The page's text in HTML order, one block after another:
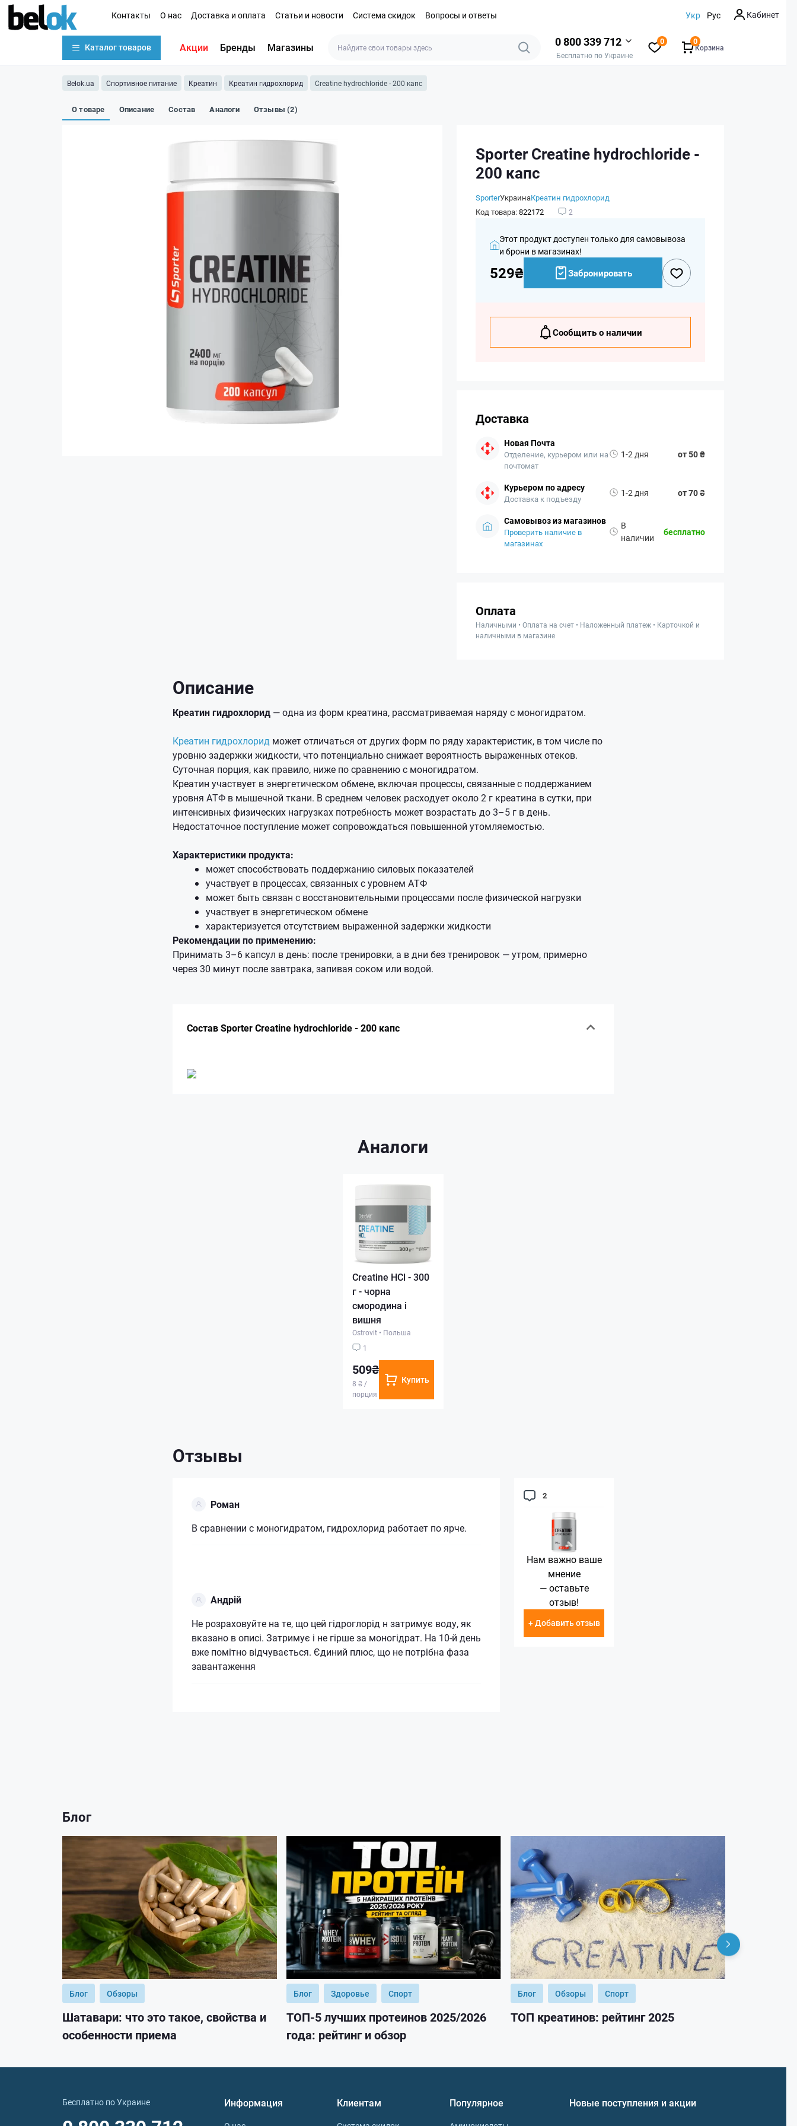
Контакты О нас Доставка и оплата Статьи и новости Система скидок Вопросы и ответы Укр Рус Кабинет
Каталог товаров Акции Бренды Магазины 0 800 339 712
Бесплатно по Украине
0
Корзина
0
Belok.ua Спортивное питание Креатин Креатин гидрохлорид Creatine hydrochloride - 200 капс
О товаре Описание Состав Аналоги Отзывы (2)
Sporter Creatine hydrochloride -
200 капс
SporterУкраинаКреатин гидрохлорид
Код товара:822172 2
Этот продукт доступен только для самовывоза
и брони в магазинах!
529₴ Забронировать
Сообщить о наличии
Доставка
Новая Почта
Отделение, курьером или на
почтомат
1-2 дня от 50 ₴
Курьером по адресу
Доставка к подъезду
1-2 дня от 70 ₴
Самовывоз из магазинов
Проверить наличие в
магазинах
В
наличии
бесплатно
Оплата
Наличными • Оплата на счет • Наложенный платеж • Карточкой и
наличными в магазине
Описание
Креатин гидрохлорид — одна из форм креатина, рассматриваемая наряду с моногидратом.
Креатин гидрохлорид может отличаться от других форм по ряду характеристик, в том числе по
уровню задержки жидкости, что потенциально снижает вероятность выраженных отеков.
Суточная порция, как правило, ниже по сравнению с моногидратом.
Креатин участвует в энергетическом обмене, включая процессы, связанные с поддержанием
уровня АТФ в мышечной ткани. В среднем человек расходует около 2 г креатина в сутки, при
интенсивных физических нагрузках потребность может возрастать до 3–5 г в день.
Недостаточное поступление может сопровождаться повышенной утомляемостью.
Характеристики продукта:
может способствовать поддержанию силовых показателей
участвует в процессах, связанных с уровнем АТФ
может быть связан с восстановительными процессами после физической нагрузки
участвует в энергетическом обмене
характеризуется отсутствием выраженной задержки жидкости
Рекомендации по применению:
Принимать 3–6 капсул в день: после тренировки, а в дни без тренировок — утром, примерно
через 30 минут после завтрака, запивая соком или водой.
Состав Sporter Creatine hydrochloride - 200 капс
Аналоги
Creatine HCl - 300
г - чорна
смородина і
вишня
Ostrovit • Польша
1
509₴
8 ₴ /
порция
Купить
Отзывы
2
Нам важно ваше
мнение
— оставьте
отзыв!
+ Добавить отзыв
Роман
В сравнении с моногидратом, гидрохлорид работает по ярче.
Андрій
Не розраховуйте на те, що цей гідроглорід н затримує воду, як
вказано в описі. Затримує і не гірше за моногідрат. На 10-й день
вже помітно відчувається. Єдиний плюс, що не потрібна фаза
завантаження
Блог
Блог Обзоры
Шатавари: что это такое, свойства и
особенности приема
Блог Здоровье Спорт
ТОП-5 лучших протеинов 2025/2026
года: рейтинг и обзор
Блог Обзоры Спорт
ТОП креатинов: рейтинг 2025
Бесплатно по Украине Информация Клиентам Популярное Новые поступления и акции